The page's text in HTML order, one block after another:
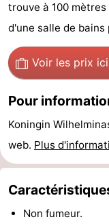
Spar
Noordduinen
Duinresort
Dunimar
-
Noordwijkse
Duinen
-
Parc
Soleil
Hôtels
minutes
Plages
Lieux
trouve à 100
d'une salle de bains
Voir les prix ici
Pour
Koningin
web. Plus
Non fumeur.